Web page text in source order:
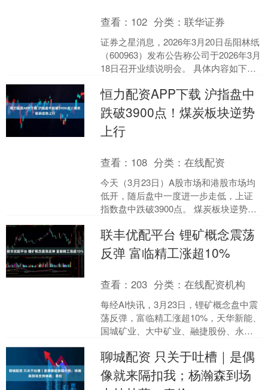
查看： 102 分类：联华证券
证券之星消息，2026年3月20日岳阳林纸
（600963）发布公告称公司于2026年3月
18日召开业绩说明会。 具体内容如下：
恒力配资APP下载 沪指盘中
跌破3900点！煤炭板块逆势
上行
查看： 108 分类：在线配资
今天（3月23日）A股市场和港股市场均
低开，随后盘中一度进一步走低，上证
指数盘中跌破3900点。 煤炭板块逆势上
盘中跌破39....
联丰优配平台 锂矿概念震荡
反弹 富临精工涨超10%
查看：203 分类：在线配资机构
每经AI快讯，3月23日，锂矿概念盘中震
荡反弹，富临精工涨超10%，天华新能、
国城矿业、大中矿业、融捷股份、永兴
聊城配资 只关于吐槽｜是偶
像就来隔扣我；杨瀚森到场